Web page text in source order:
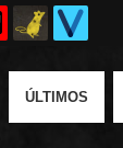
ÚLTIMOS